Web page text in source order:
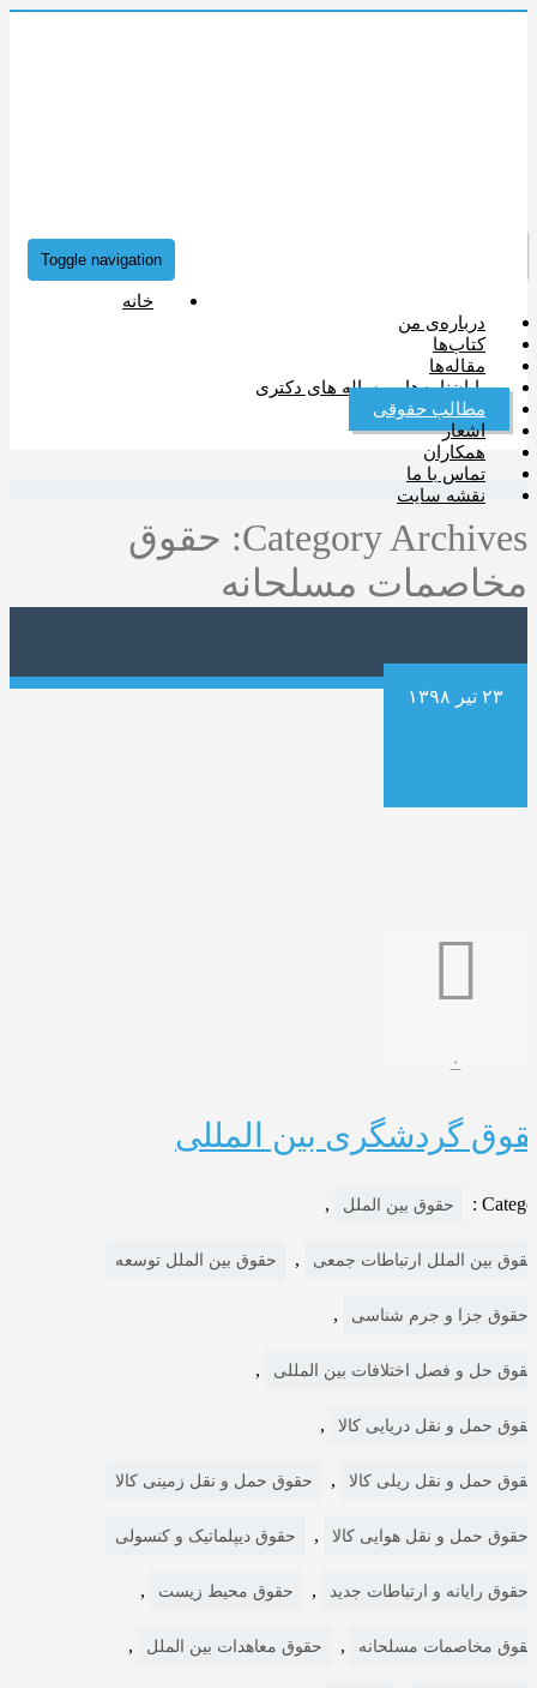
Toggle navigation
خانه
درباره‌ی من
کتاب‌ها
مقاله‌ها
پایان‌نامه‌ها و رساله های دکتری
مطالب حقوقی
اشعار
همکاران
تماس با ما
نقشه سایت
Category Archives: حقوق
مخاصمات مسلحانه
۲۳ تیر ۱۳۹۸
۰
گردشگری بین المللی
حقوق بین الملل ,
حقوق بین الملل ارتباطات جمعی , حقوق بین الملل توسعه
حقوق جزا و جرم شناسی ,
حقوق حل و فصل اختلافات بین المللی ,
حقوق حمل و نقل دریایی کالا ,
حقوق حمل و نقل ریلی کالا , حقوق حمل و نقل زمینی کالا
حقوق حمل و نقل هوایی کالا , حقوق دیپلماتیک و کنسولی
حقوق رایانه و ارتباطات جدید , حقوق محیط زیست ,
حقوق مخاصمات مسلحانه , حقوق معاهدات بین الملل ,